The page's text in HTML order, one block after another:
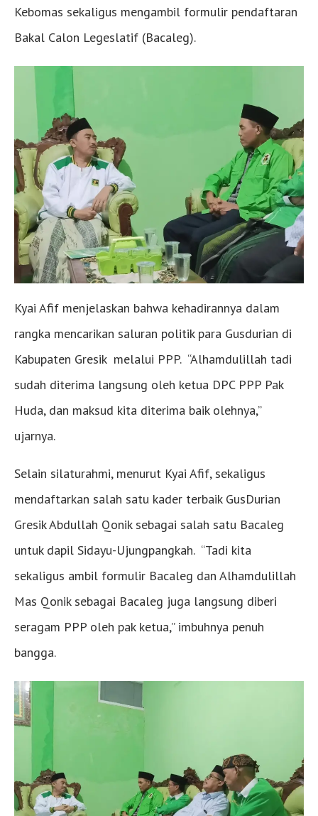
Kebomas sekaligus mengambil formulir pendaftaran
Bakal Calon Legeslatif (Bacaleg).
Kyai Afif menjelaskan bahwa kehadirannya dalam
rangka mencarikan saluran politik para Gusdurian di
Kabupaten Gresik melalui PPP. “Alhamdulillah tadi
sudah diterima langsung oleh ketua DPC PPP Pak
Huda, dan maksud kita diterima baik olehnya,”
ujarnya.
Selain silaturahmi, menurut Kyai Afif, sekaligus
mendaftarkan salah satu kader terbaik GusDurian
Gresik Abdullah Qonik sebagai salah satu Bacaleg
untuk dapil Sidayu-Ujungpangkah. “Tadi kita
sekaligus ambil formulir Bacaleg dan Alhamdulillah
Mas Qonik sebagai Bacaleg juga langsung diberi
seragam PPP oleh pak ketua,” imbuhnya penuh
bangga.